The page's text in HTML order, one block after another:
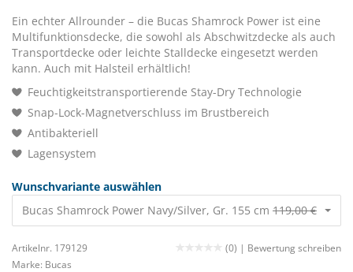
Ein echter Allrounder – die Bucas Shamrock Power ist eine
Multifunktionsdecke, die sowohl als Abschwitzdecke als auch
Transportdecke oder leichte Stalldecke eingesetzt werden
kann. Auch mit Halsteil erhältlich!
Feuchtigkeitstransportierende Stay-Dry Technologie
Snap-Lock-Magnetverschluss im Brustbereich
Antibakteriell
Lagensystem
Wunschvariante auswählen
Bucas Shamrock Power Navy/Silver, Gr. 155 cm 119,00 €
Artikelnr. 179129 (0) | Bewertung schreiben
Marke: Bucas